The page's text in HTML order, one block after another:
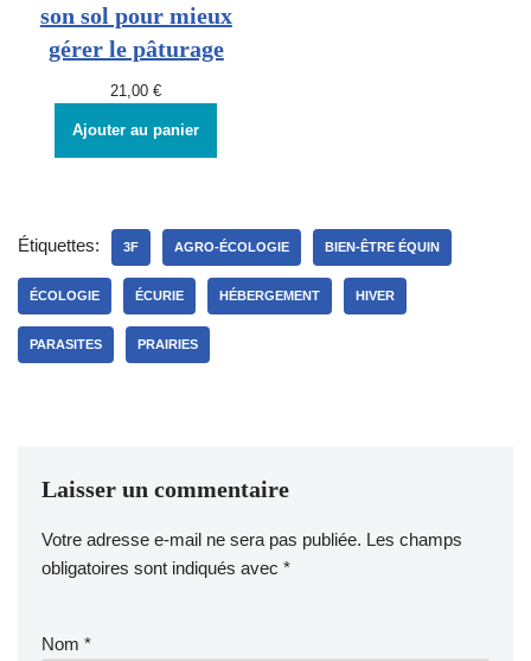
son sol pour mieux
gérer le pâturage
21,00€
Ajouter au panier
Étiquettes: 3F AGRO-ÉCOLOGIE BIEN-ÊTRE ÉQUIN
ÉCOLOGIE ÉCURIE HÉBERGEMENT HIVER
PARASITES PRAIRIES
Laisser un commentaire
Votre adresse e-mail ne sera pas publiée. Les champs
obligatoires sont indiqués avec *
Nom *